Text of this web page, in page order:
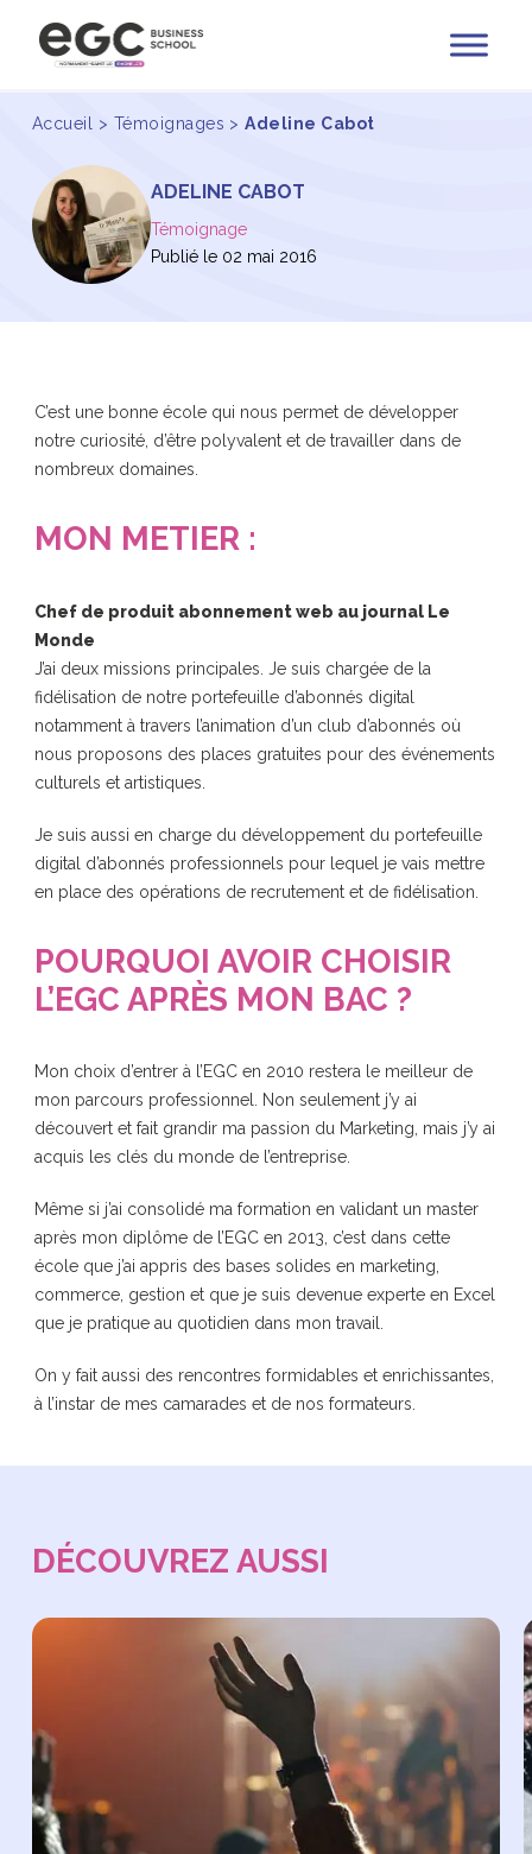
Accueil > Témoignages >Adeline Cabot
ADELINE CABOT
Témoignage
Publié le 02 mai 2016
C’est une bonne école qui nous permet de développer
notre curiosité, d’être polyvalent et de travailler dans de
nombreux domaines.
MON METIER :
Chef de produit abonnement web au journal Le
Monde
J’ai deux missions principales. Je suis chargée de la
fidélisation de notre portefeuille d’abonnés digital
notamment à travers l’animation d’un club d’abonnés où
nous proposons des places gratuites pour des événements
culturels et artistiques.
Je suis aussi en charge du développement du portefeuille
digital d’abonnés professionnels pour lequel je vais mettre
en place des opérations de recrutement et de fidélisation.
POURQUOI AVOIR CHOISIR
L’EGC APRÈS MON BAC ?
Mon choix d’entrer à l’EGC en 2010 restera le meilleur de
mon parcours professionnel. Non seulement j’y ai
découvert et fait grandir ma passion du Marketing, mais j’y ai
acquis les clés du monde de l’entreprise.
Même si j’ai consolidé ma formation en validant un master
après mon diplôme de l’EGC en 2013, c’est dans cette
école que j’ai appris des bases solides en marketing,
commerce, gestion et que je suis devenue experte en Excel
que je pratique au quotidien dans mon travail.
On y fait aussi des rencontres formidables et enrichissantes,
à l’instar de mes camarades et de nos formateurs.
DÉCOUVREZ AUSSI